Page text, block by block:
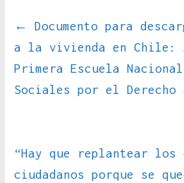
←
Documento para
a la vivienda en Chile:
Primera Escuela
Sociales por el
“Hay que replantear los
ciudadanos porque se